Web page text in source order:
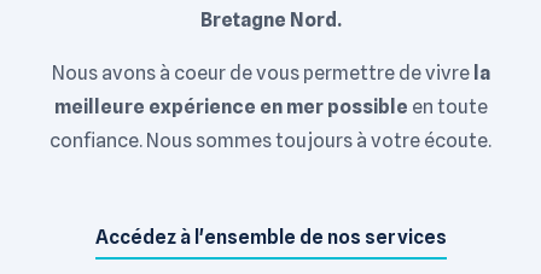
Bretagne Nord.
Nous avons à coeur de vous permettre de vivre la
meilleure expérience en mer possible en toute
confiance. Nous sommes toujours à votre écoute.
Accédez à l'ensemble de nos services